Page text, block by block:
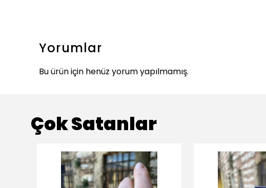
Yorumlar
Bu ürün için henüz yorum yapılmamış.
Çok Satanlar